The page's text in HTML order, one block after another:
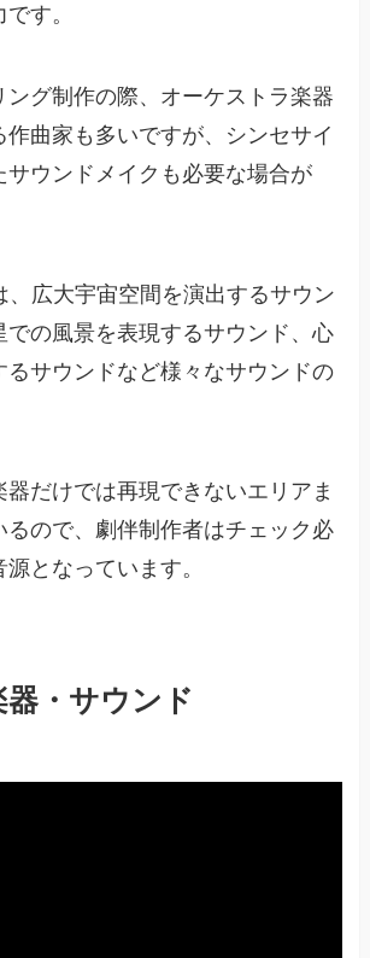
す。
ング制作の際、オーケストラ楽器
曲家も多いですが、シンセサイ
サウンドメイクも必要な場合が
、広大宇宙空間を演出するサウン
での風景を表現するサウンド、心
るサウンドなど様々なサウンドの
器だけでは再現できないエリアま
るので、劇伴制作者はチェック必
となっています。
・サウンド